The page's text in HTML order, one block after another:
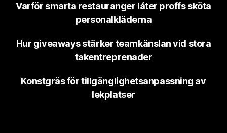
Varför smarta restauranger låter proffs sköta
personalkläderna
Hur giveaways stärker teamkänslan vid stora
takentreprenader
Konstgräs för tillgänglighetsanpassning av
lekplatser